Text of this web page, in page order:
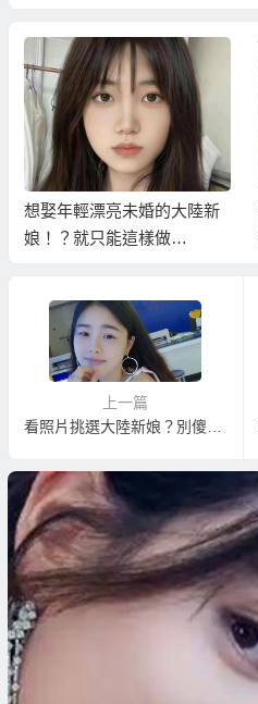
到東北熱情與城市格調結合
的瀋陽相親娶瀋陽新娘、東
上一篇
看照片挑選大陸新娘？別傻了！根本娶不到；真正能娶到滿意大陸新娘的方式是‧‧‧‧